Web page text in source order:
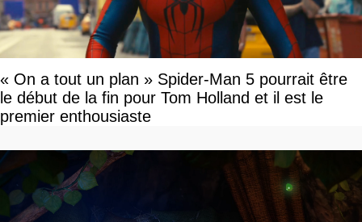
« On a tout un plan » Spider-Man 5 pourrait être
le début de la fin pour Tom Holland et il est le
premier enthousiaste